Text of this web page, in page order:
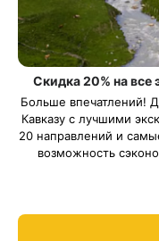
Скидка 20% на все
Больше впечатлений!
Кавказу с лучшими
20 направлений и
возможность
С